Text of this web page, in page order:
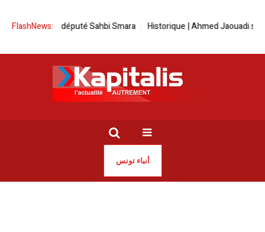
FlashNews:
député Sahbi Smara Historique | Ahmed Jaouadi s’offre l’or et
أنباء تونس